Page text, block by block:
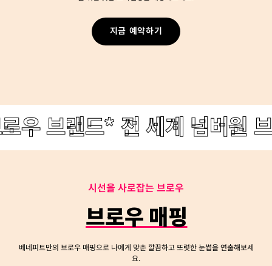
지금 예약하기
우 브랜드*전 세계 넘버원 브
시선을 사로잡는 브로우
브로우 매핑
베네피트만의 브로우 매핑으로 나에게 맞춘 깔끔하고 또렷한 눈썹을 연출해보세
요.